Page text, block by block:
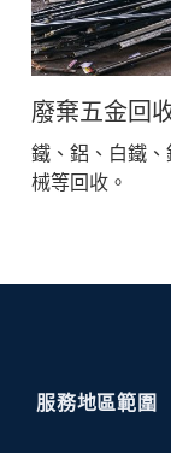
廢棄五金回
鐵、鋁、白鐵
械等回收。
服務地區範圍